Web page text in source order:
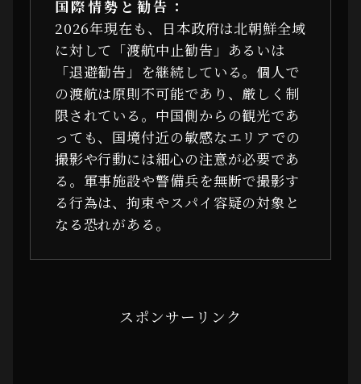
国際情勢と勧告：
2026年現在も、日本政府は北朝鮮全域
に対して「渡航中止勧告」あるいは
「退避勧告」を継続している。個人で
の渡航は原則不可能であり、厳しく制
限されている。中国側からの観光であ
っても、国境付近の敏感なエリアでの
撮影や行動には細心の注意が必要であ
る。軍事施設や警備兵を無断で撮影す
る行為は、拘束やスパイ容疑の対象と
なる恐れがある。
スポンサーリンク